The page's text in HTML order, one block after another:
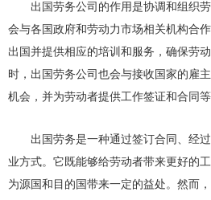
出国劳务公司的作用是协调和组织
会与各国政府和劳动力市场相关机构合
出国并提供相应的培训和服务，确保劳
时，出国劳务公司也会与接收国家的雇
机会，并为劳动者提供工作签证和合同等
出国劳务是一种通过签订合同、经
业方式。它既能够给劳动者带来更好的
为源国和目的国带来一定的益处。然而